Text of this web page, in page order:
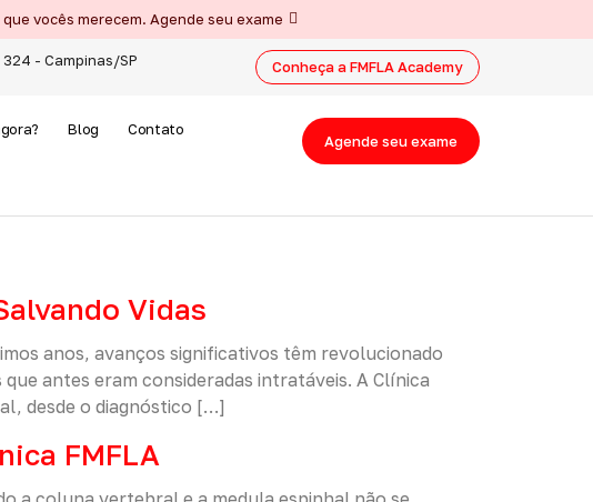
vocês merecem. Agende seu exame
- Campinas/SP Conheça a FMFLA Academy
Blog Contato
Agende seu exame
Vidas
anos, avanços significativos têm revolucionado
antes eram consideradas intratáveis. A Clínica
desde o diagnóstico […]
FMFLA